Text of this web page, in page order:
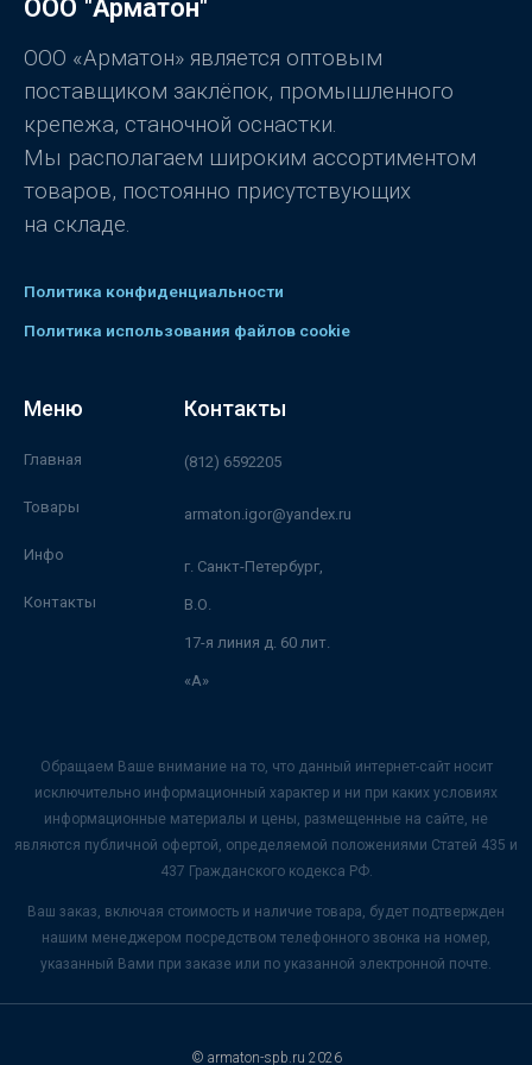
0
и
5
ООО "Арматон"
ООО «Арматон» является оптовым
поставщиком заклёпок, промышленного
крепежа, станочной оснастки.
Мы располагаем широким ассортиментом
товаров, постоянно присутствующих
на складе.
Политика конфиденциальности
Политика использования файлов cookie
Меню
Главная
Товары
Инфо
Контакты
Контакты
(812) 6592205
armaton.igor@yandex.ru
г. Санкт-Петербург,
В.О.
17-я линия д. 60 лит.
«А»
Обращаем Ваше внимание на то, что данный интернет-сайт носит
исключительно информационный характер и ни при каких условиях
информационные материалы и цены, размещенные на сайте, не
являются публичной офертой, определяемой положениями Статей 435 и
437 Гражданского кодекса РФ.
Ваш заказ, включая стоимость и наличие товара, будет подтвержден
нашим менеджером посредством телефонного звонка на номер,
указанный Вами при заказе или по указанной электронной почте.
© armaton-spb.ru 2026